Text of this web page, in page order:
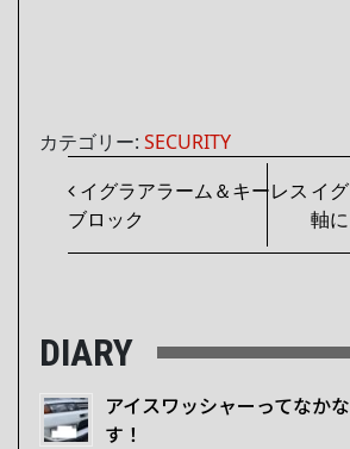
カテゴリー: SECURITY
投稿ナビゲーション
イグラアラーム＆キーレス
ブロック
イ
軸に
DIARY
アイスワッシャーってなか
す！